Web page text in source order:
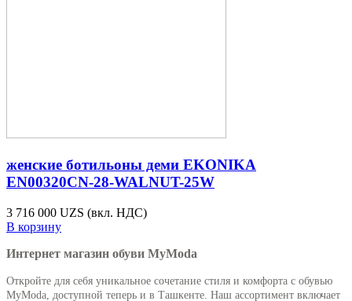
женские ботильоны деми EKONIKA
EN00320CN-28-WALNUT-25W
3 716 000 UZS (вкл. НДС)
В корзину
Интернет магазин обуви MyModa
Откройте для себя уникальное сочетание стиля и комфорта с обувью
MyModa, доступной теперь и в Ташкенте. Наш ассортимент включает